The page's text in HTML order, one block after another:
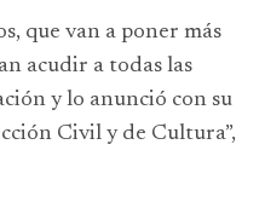
que van a poner más
acudir a todas las
y lo anunció con su
Civil y de Cultura”,